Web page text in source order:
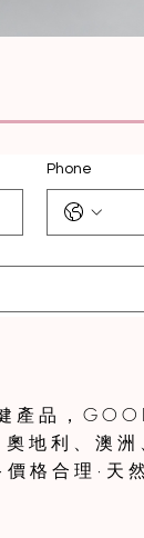
Phone
產品，
地利、澳
格合理·天